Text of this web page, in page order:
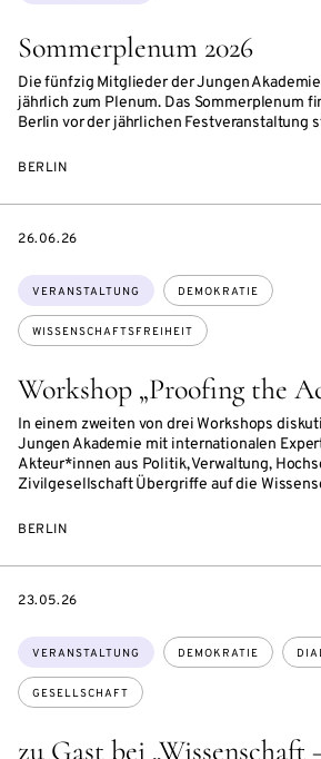
Sommerplenum 2026
Die fünfzig Mitglieder der Jungen
jährlich zum Plenum. Das Sommerplenum
Berlin vor der jährlichen Festveranstaltung
BERLIN
Workshop „Proofing the
In einem zweiten von drei Workshops
Jungen Akademie mit internationalen
Akteur*innen aus Politik, Verwaltung,
Zivilgesellschaft Übergriffe auf die
Themen:
VERANSTALTUNG DEMOKRATIE
WISSENSCHAFTSFREIHEIT
EVENTBEGINSON
26.06.26
BERLIN
zu Gast bei „Wissenschaft
Themen:
VERANSTALTUNG DEMOKRATIE
GESELLSCHAFT
EVENTBEGINSON
23.05.26